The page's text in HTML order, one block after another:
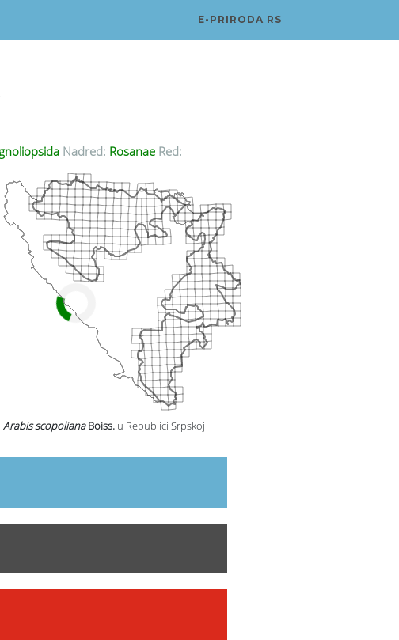
E-PRIRODA RS
Nadred: Rosanae Red:
Arabis scopolianaBoiss. u Republici Srpskoj